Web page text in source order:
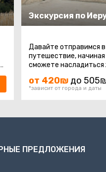
Экскурсия по
Давайте отправимся
путешествие,
сможете насладиться
После этого мы
от 420₪ до
*зависит от города и даты
ПРЕДЛОЖЕНИЯ